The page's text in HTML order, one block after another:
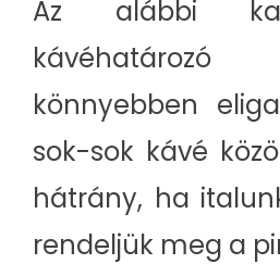
Az alábbi
kávéhatározó
könnyebben
sok-sok kávé
hátrány, ha
rendeljük meg a